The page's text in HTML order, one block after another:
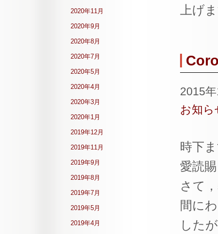
上げ
2015
お知ら
時下
愛読
さて
間に
した
2020年11月
2020年9月
2020年8月
2020年7月
2020年5月
2020年4月
2020年3月
2020年1月
2019年12月
2019年11月
2019年9月
2019年8月
2019年7月
2019年5月
2019年4月